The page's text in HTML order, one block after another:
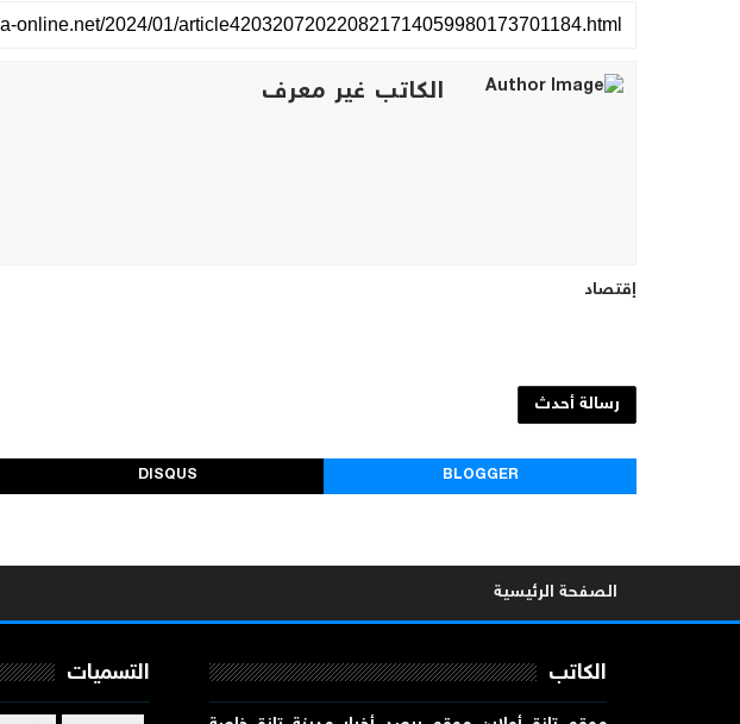
الكاتب غير معرف
إقتصاد
رسالة أحدث
BLOGGER
DISQUS
الصفحة الرئيسية
الكاتب التسميات